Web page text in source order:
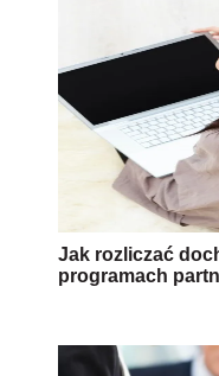
Jak rozliczać
programach